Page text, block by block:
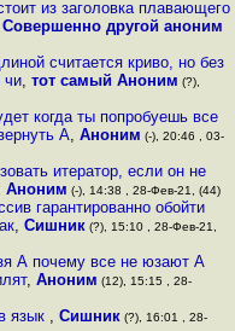
из заголовка плавающего
Совершенно другой аноним
считается криво, но без
чи,тот самый Аноним (?),
когда ты попробуешь все
А, Аноним (-), 20:46 , 03-
итератор, если он не
Аноним (-), 14:38 , 28-Фев-21, (44)
гарантированно обойти
, Сишник(?), 15:10 , 28-Фев-21,
А почему все не юзают А
,Аноним (12), 15:15 , 28-
язык , Сишник(?), 16:01 , 28-